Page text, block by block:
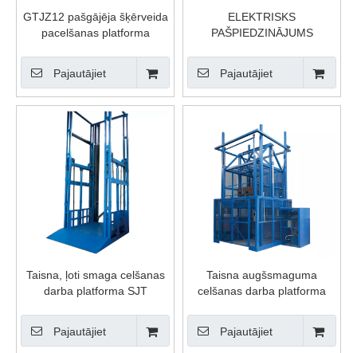
GTJZ12 pašgājēja šķērveida
pacelšanas platforma
Pajautājiet
ELEKTRISKS
PAŠPIEDZINĀJUMS
Pajautājiet
Taisna, ļoti smaga celšanas
darba platforma SJT
Pajautājiet
Taisna augšsmaguma
celšanas darba platforma
Pajautājiet